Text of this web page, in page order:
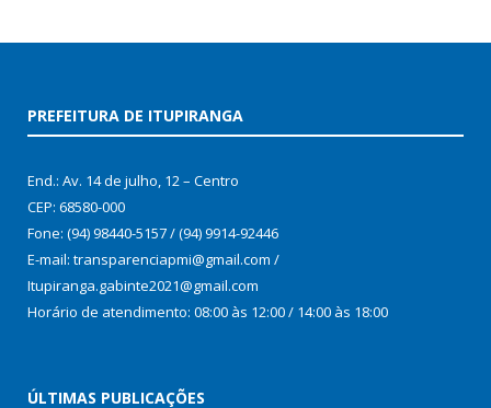
PREFEITURA DE ITUPIRANGA
End.: Av. 14 de julho, 12 – Centro
CEP: 68580-000
Fone: (94) 98440-5157 / (94) 9914-92446
E-mail: transparenciapmi@gmail.com /
Itupiranga.gabinte2021@gmail.com
Horário de atendimento: 08:00 às 12:00 / 14:00 às 18:00
ÚLTIMAS PUBLICAÇÕES